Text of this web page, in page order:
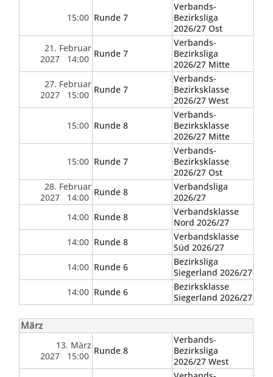
15:00 Runde 7
Verbands-
Bezirksliga
2026/27 Ost
21. Februar
2027 14:00 Runde 7
Verbands-
Bezirksliga
2026/27 Mitte
27. Februar
2027 15:00 Runde 7
Verbands-
Bezirksklasse
2026/27 West
15:00 Runde 8
Verbands-
Bezirksklasse
2026/27 Mitte
15:00 Runde 7
Verbands-
Bezirksklasse
2026/27 Ost
28. Februar
2027 14:00 Runde 8
Verbandsliga
2026/27
14:00 Runde 8
Verbandsklasse
Nord 2026/27
14:00 Runde 8
Verbandsklasse
Süd 2026/27
14:00 Runde 6
Bezirksliga
Siegerland 2026/27
14:00 Runde 6
Bezirksklasse
Siegerland 2026/27
März
13. März
2027 15:00 Runde 8
Verbands-
Bezirksliga
2026/27 West